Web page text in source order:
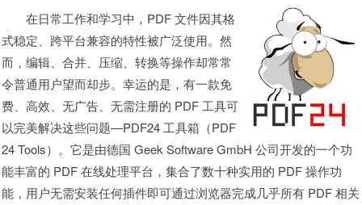
在日常工作和学习中，PDF 文件因其格
式稳定、跨平台兼容的特性被广泛使用。然
而，编辑、合并、压缩、转换等操作却常常
令普通用户望而却步。幸运的是，有一款免
费、高效、无广告、无需注册的 PDF 工具可
以完美解决这些问题—PDF24 工具箱（PDF
24 Tools）。它是由德国 Geek Software GmbH 公司开发的一个功
能丰富的 PDF 在线处理平台，集合了数十种实用的 PDF 操作功
能，用户无需安装任何插件即可通过浏览器完成几乎所有 PDF 相关